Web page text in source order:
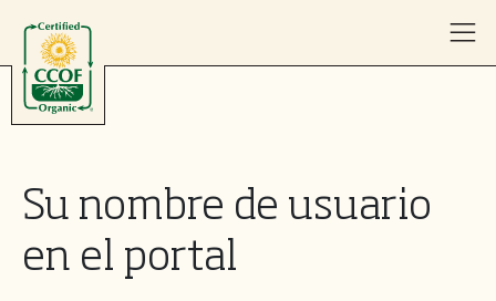
Su nombre de usuario
en el portal